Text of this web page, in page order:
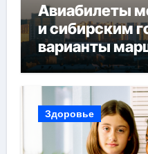
Авиабилеты
и сибирским
варианты
и советы по
поездки
Здоровье